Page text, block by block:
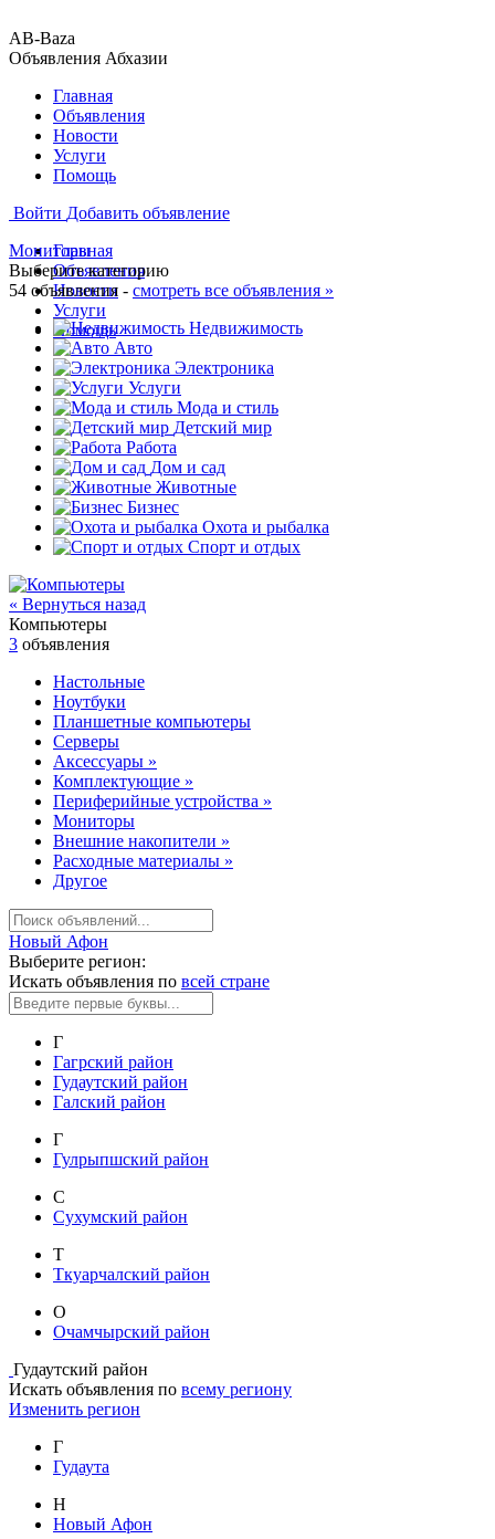
AB-Baza
Объявления Абхазии
Главная
Объявления
Новости
Услуги
Помощь
Войти Добавить объявление
Главная
Объявления
Новости
Услуги
Помощь
Мониторы
Выберите категорию
54 объявления - смотреть все объявления »
Недвижимость
Авто
Электроника
Услуги
Мода и стиль
Детский мир
Работа
Дом и сад
Животные
Бизнес
Охота и рыбалка
Спорт и отдых
« Вернуться назад
Компьютеры
3 объявления
Настольные
Ноутбуки
Планшетные компьютеры
Серверы
Аксессуары »
Комплектующие »
Периферийные устройства »
Мониторы
Внешние накопители »
Расходные материалы »
Другое
Новый Афон
Выберите регион:
Искать объявления по всей стране
Г
Гагрский район
Гудаутский район
Галский район
Г
Гулрыпшский район
С
Сухумский район
Т
Ткуарчалский район
О
Очамчырский район
Гудаутский район
Искать объявления по всему региону
Изменить регион
Г
Гудаута
Н
Новый Афон